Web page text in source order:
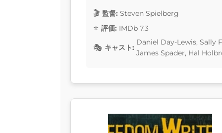
監督: Steven Spielberg
評価: IMDb 7.3
キャスト:
Daniel Day-Lewis, Sally
James Spader, Hal